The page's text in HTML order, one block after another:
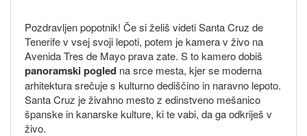
Pozdravljen popotnik! Če si želiš videti Santa Cruz de
Tenerife v vsej svoji lepoti, potem je kamera v živo na
Avenida Tres de Mayo prava zate. S to kamero dobiš
panoramski pogled na srce mesta, kjer se moderna
arhitektura srečuje s kulturno dediščino in naravno lepoto.
Santa Cruz je živahno mesto z edinstveno mešanico
španske in kanarske kulture, ki te vabi, da ga odkriješ v
živo.